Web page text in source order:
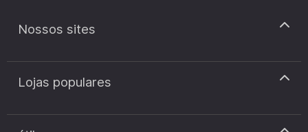
Nossos sites
discount.pt
discount.sk
Lojas populares
Cupão de desconto Zooplus